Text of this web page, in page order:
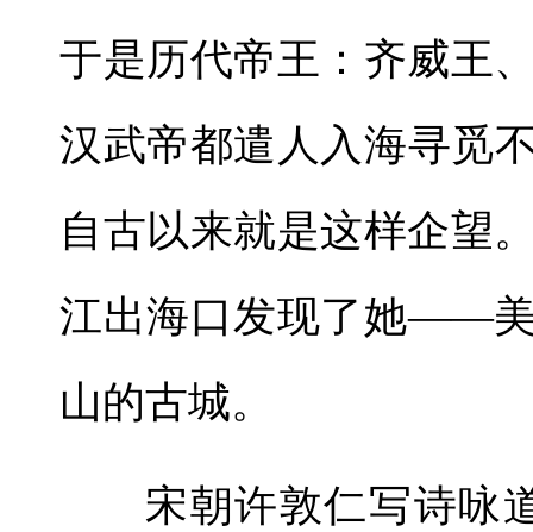
于是历代帝王：齐威王
汉武帝都遣人入海寻觅
自古以来就是这样企望
江出海口发现了她——
山的古城。
宋朝许敦仁写诗咏